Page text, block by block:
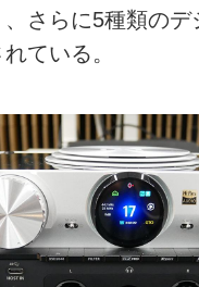
さらに5種類のデ
ている。